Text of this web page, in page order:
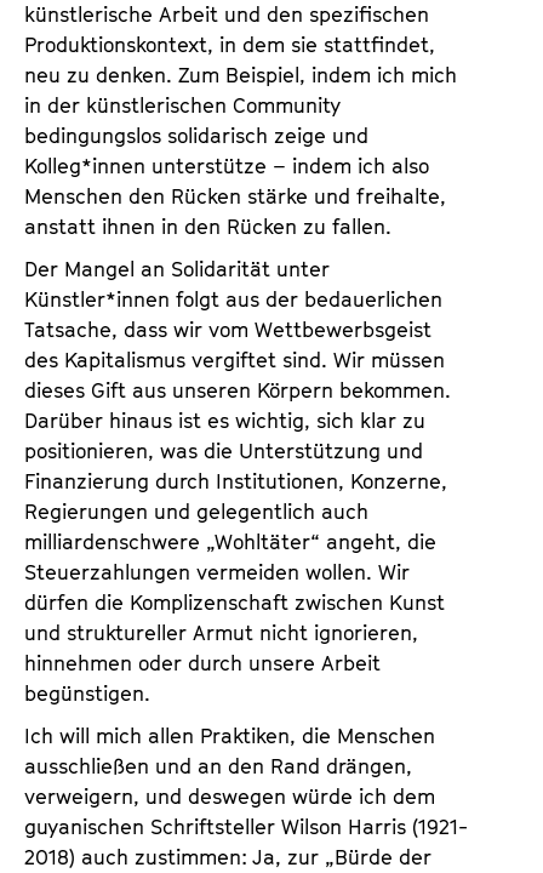
künstlerische Arbeit und den spezifischen
Produktionskontext, in dem sie stattfindet,
neu zu denken. Zum Beispiel, indem ich mich
in der künstlerischen Community
bedingungslos solidarisch zeige und
Kolleg*innen unterstütze – indem ich also
Menschen den Rücken stärke und freihalte,
anstatt ihnen in den Rücken zu fallen.
Der Mangel an Solidarität unter
Künstler*innen folgt aus der bedauerlichen
Tatsache, dass wir vom Wettbewerbsgeist
des Kapitalismus vergiftet sind. Wir müssen
dieses Gift aus unseren Körpern bekommen.
Darüber hinaus ist es wichtig, sich klar zu
positionieren, was die Unterstützung und
Finanzierung durch Institutionen, Konzerne,
Regierungen und gelegentlich auch
milliardenschwere „Wohltäter“ angeht, die
Steuerzahlungen vermeiden wollen. Wir
dürfen die Komplizenschaft zwischen Kunst
und struktureller Armut nicht ignorieren,
hinnehmen oder durch unsere Arbeit
begünstigen.
Ich will mich allen Praktiken, die Menschen
ausschließen und an den Rand drängen,
verweigern, und deswegen würde ich dem
guyanischen Schriftsteller Wilson Harris (1921-
2018) auch zustimmen: Ja, zur „Bürde der